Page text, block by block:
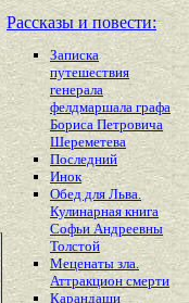
Рассказы и повести:
Записка
путешествия
генерала
фелдмаршала графа
Бориса Петровича
Шереметева
Последний
Инок
Обед для Льва.
Кулинарная книга
Софьи Андреевны
Толстой
Меценаты зла.
Аттракцион смерти
Карандаши